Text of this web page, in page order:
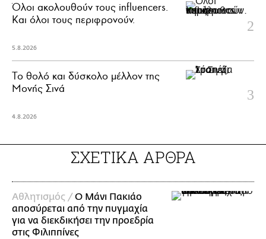
Όλοι ακολουθούν τους influencers.
Και όλοι τους περιφρονούν.
5.8.2026
Το θολό και δύσκολο μέλλον της
Μονής Σινά
4.8.2026
ΣΧΕΤΙΚΑ ΑΡΘΡΑ
Αθλητισμός /Ο Μάνι Πακιάο
αποσύρεται από την πυγμαχία
για να διεκδικήσει την προεδρία
στις Φιλιππίνες